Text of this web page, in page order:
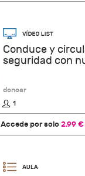
Conduce y
seguridad con
doncar
1
Accede por solo2.99 €